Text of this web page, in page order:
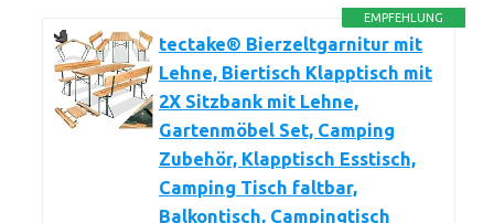
EMPFEHLUNG
tectake® Bierzeltgarnitur mit
Lehne, Biertisch Klapptisch mit
2X Sitzbank mit Lehne,
Gartenmöbel Set, Camping
Zubehör, Klapptisch Esstisch,
Camping Tisch faltbar,
Balkontisch, Campingtisch